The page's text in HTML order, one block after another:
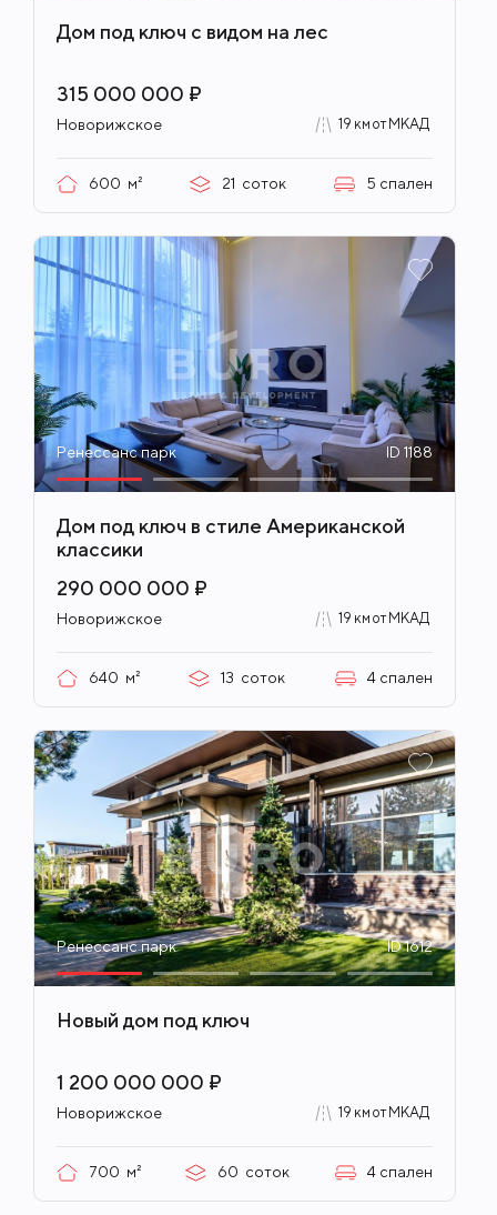
Дом под ключ с видом на лес
315 000 000 ₽
Новорижское 19 км от МКАД
600 м² 21 соток 5 спален
Ренессанс парк ID 1188
Дом под ключ в стиле Американской
классики
290 000 000 ₽
Новорижское 19 км от МКАД
640 м² 13 соток 4 спален
Ренессанс парк ID 1612
Новый дом под ключ
1 200 000 000 ₽
Новорижское 19 км от МКАД
700 м² 60 соток 4 спален